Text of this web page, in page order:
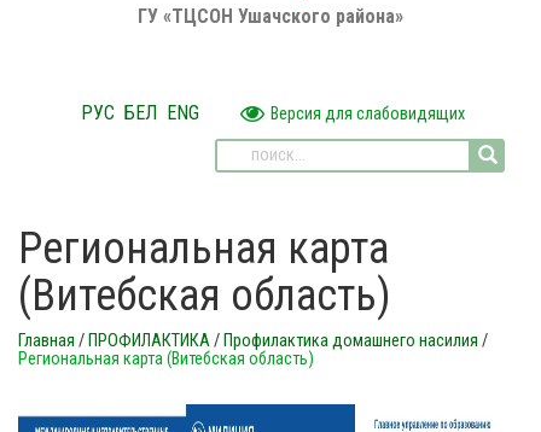
ГУ «ТЦСОН Ушачского района»
РУС БЕЛ ENG Версия для слабовидящих
Региональная карта
(Витебская область)
Главная / ПРОФИЛАКТИКА/ Профилактика домашнего насилия /
Региональная карта (Витебская область)